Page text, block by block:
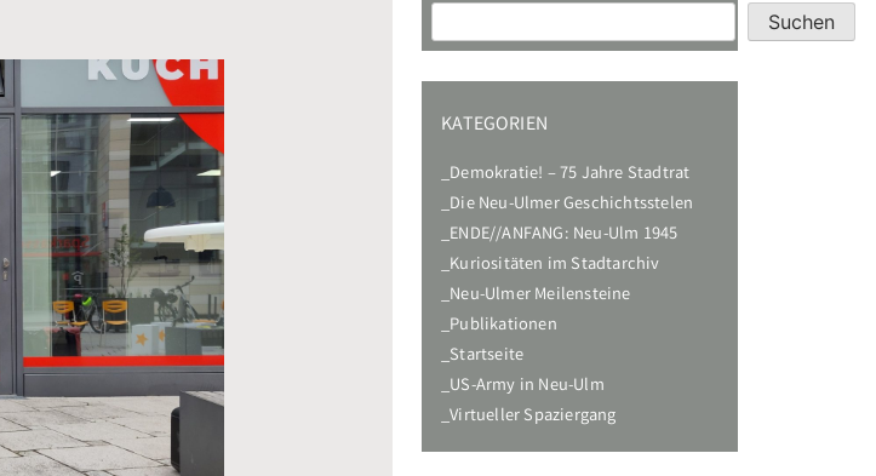
Suchen Suchen
KATEGORIEN
Demokratie! – 75 Jahre Stadtrat
Die Neu-Ulmer Geschichtsstelen
ENDE//ANFANG: Neu-Ulm 1945
Kuriositäten im Stadtarchiv
Neu-Ulmer Meilensteine
Publikationen
Startseite
US-Army in Neu-Ulm
Virtueller Spaziergang